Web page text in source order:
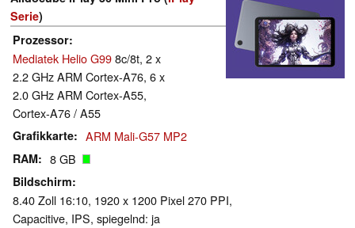
Serie)
Prozessor
Mediatek Helio G998c/8t, 2 x
2.2 GHz ARM Cortex-A76, 6 x
2.0 GHz ARM Cortex-A55,
Cortex-A76 / A55
Grafikkarte ARM Mali-G57 MP2
RAM 8 GB
Bildschirm
8.40 Zoll 16:10, 1920 x 1200 Pixel 270 PPI,
Capacitive, IPS, spiegelnd: ja